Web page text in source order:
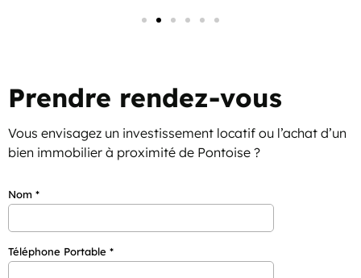
Prendre rendez-vous
Vous envisagez un investissement locatif ou l’achat d’un
bien immobilier à proximité de Pontoise ?
Nom *
Téléphone Portable *